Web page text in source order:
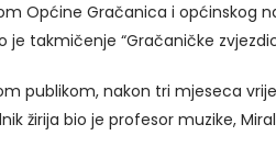
Općine Gračanica i općinskog
je takmičenje “Gračaničke
publikom, nakon tri mjeseca
žirija bio je profesor muzike,